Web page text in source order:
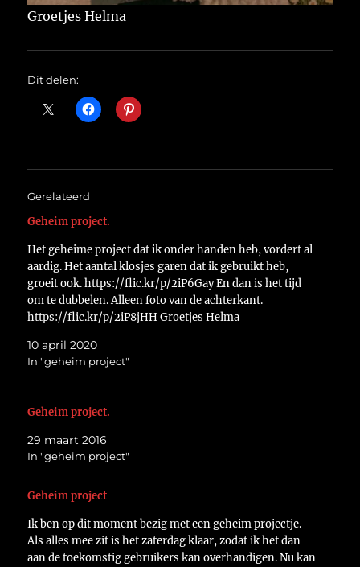
Groetjes Helma
Dit delen:
Gerelateerd
Geheim project.
Het geheime project dat ik onder handen heb, vordert al
aardig. Het aantal klosjes garen dat ik gebruikt heb,
groeit ook. https://flic.kr/p/2iP6Gay En dan is het tijd
om te dubbelen. Alleen foto van de achterkant.
https://flic.kr/p/2iP8jHH Groetjes Helma
10 april 2020
In "geheim project"
Geheim project.
29 maart 2016
In "geheim project"
Geheim project
Ik ben op dit moment bezig met een geheim projectje.
Als alles mee zit is het zaterdag klaar, zodat ik het dan
aan de toekomstig gebruikers kan overhandigen. Nu kan